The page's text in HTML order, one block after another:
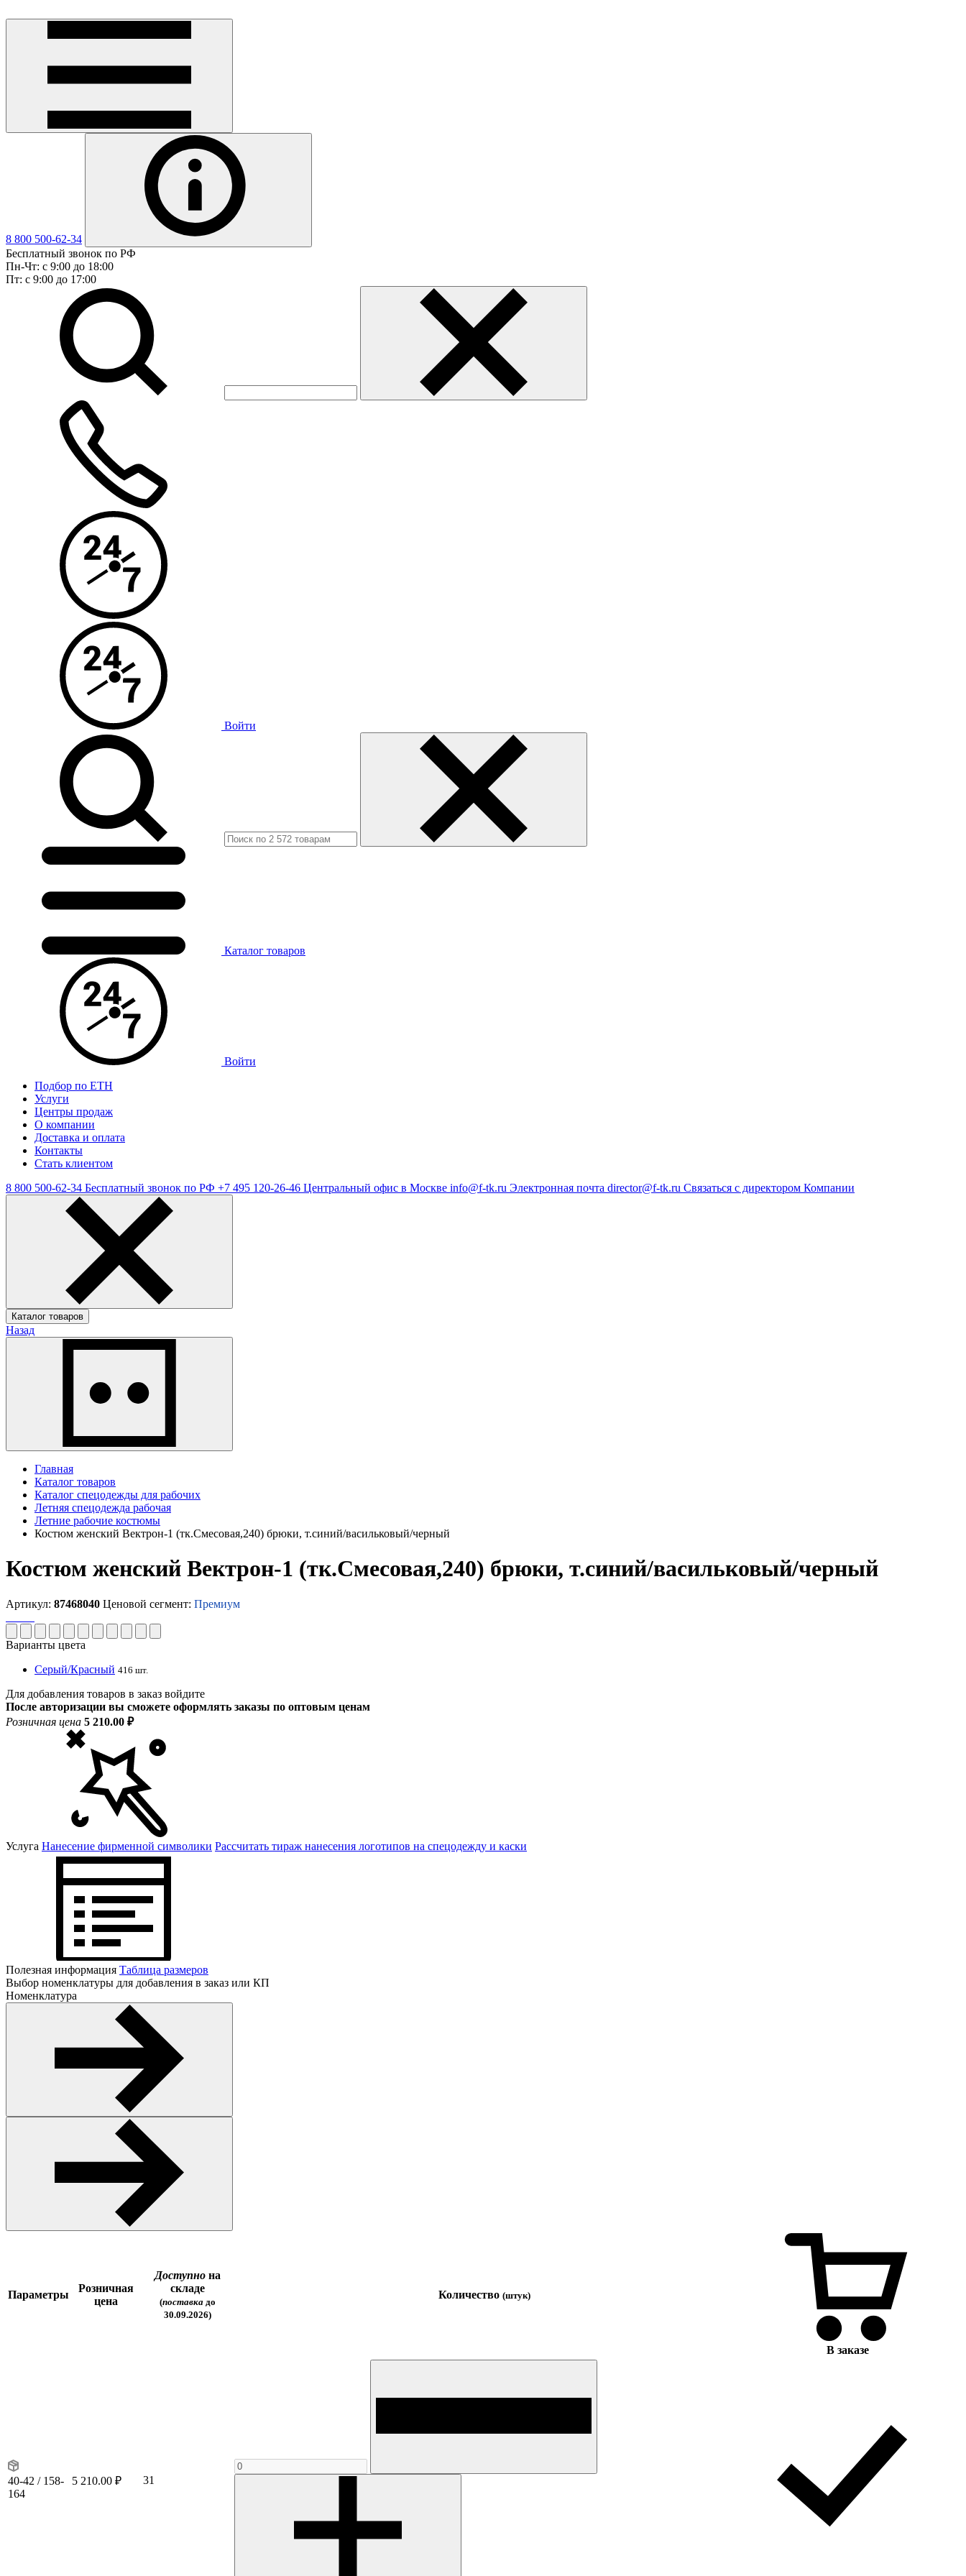
8 800 500-62-34
Бесплатный звонок по РФ
Пн-Чт: с 9:00 до 18:00
Пт: с 9:00 до 17:00
Войти
Каталог товаров
Войти
Подбор по ЕТН
Услуги
Центры продаж
О компании
Доставка и оплата
Контакты
Стать клиентом
8 800 500-62-34 Бесплатный звонок по РФ +7 495 120-26-46 Центральный офис в Москве info@f-tk.ru Электронная почта director@f-tk.ru Связаться с директором Компании
Каталог товаров
Назад
Главная
Каталог товаров
Каталог спецодежды для рабочих
Летняя спецодежда рабочая
Летние рабочие костюмы
Костюм женский Вектрон-1 (тк.Смесовая,240) брюки, т.синий/васильковый/черный
Костюм женский Вектрон-1 (тк.Смесовая,240) брюки, т.синий/васильковый/черный
Артикул: 87468040 Ценовой сегмент: Премиум
Варианты цвета
Серый/Красный 416 шт.
Для добавления товаров в заказ войдите
После авторизации вы сможете оформлять заказы по оптовым ценам
Розничная цена 5 210.00 ₽
Услуга Нанесение фирменной символики Рассчитать тираж нанесения логотипов на спецодежду и каски
Полезная информация Таблица размеров
Выбор номенклатуры для добавления в заказ или КП
Номенклатура
Параметры
Розничная
цена
Доступно на
складе
(поставка до
30.09.2026)
Количество (штук)
В заказе
40-42 / 158-
164
5 210.00 ₽ 31